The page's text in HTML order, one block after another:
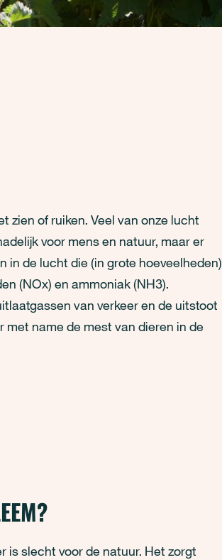
zien of ruiken. Veel van onze lucht
voor mens en natuur, maar er
in de lucht die (in grote hoeveelheden)
(NOx) en ammoniak (NH3).
van verkeer en de uitstoot
name de mest van dieren in de
is slecht voor de natuur. Het zorgt